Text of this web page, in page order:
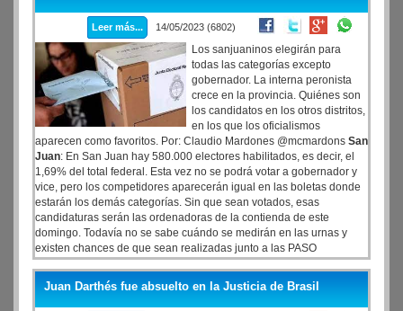
Leer más... 14/05/2023 (6802)
Los sanjuaninos elegirán para
todas las categorías excepto
gobernador. La interna peronista
crece en la provincia. Quiénes son
los candidatos en los otros distritos,
en los que los oficialismos
aparecen como favoritos. Por: Claudio Mardones @mcmardons San
Juan: En San Juan hay 580.000 electores habilitados, es decir, el
1,69% del total federal. Esta vez no se podrá votar a gobernador y
vice, pero los competidores aparecerán igual en las boletas donde
estarán los demás categorías. Sin que sean votados, esas
candidaturas serán las ordenadoras de la contienda de este
domingo. Todavía no se sabe cuándo se medirán en las urnas y
existen chances de que sean realizadas junto a las PASO
nacionales del 13 de agosto.
Juan Darthés fue absuelto en la Justicia de Brasil